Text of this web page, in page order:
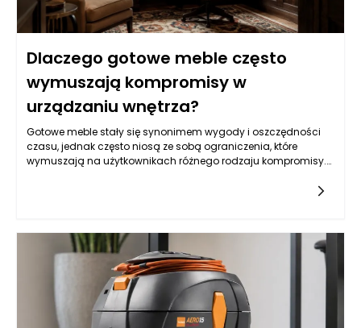
Dlaczego gotowe meble często
wymuszają kompromisy w
urządzaniu wnętrza?
Gotowe meble stały się synonimem wygody i oszczędności
czasu, jednak często niosą ze sobą ograniczenia, które
wymuszają na użytkownikach różnego rodzaju kompromisy.
napotkać na problemy związane z ich rozmiarem, kształtem
wymiarach oraz stylach, co leży w opozycji do unikalnych
potrzeb i preferencji mieszkańców. W większych
pomieszczeniach mogą one wyglądać nieproporcjonalnie,
podczas gdy w małych przestrzeniach potrafią być zbyt
masywne. Tego rodzaju ograniczenia stawiają przed
użytkownikami wyzwanie, które nie zawsze udaje się
rozwiązać.